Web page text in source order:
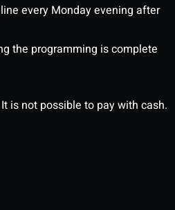
every Monday evening after
the programming is complete
is not possible to pay with cash.